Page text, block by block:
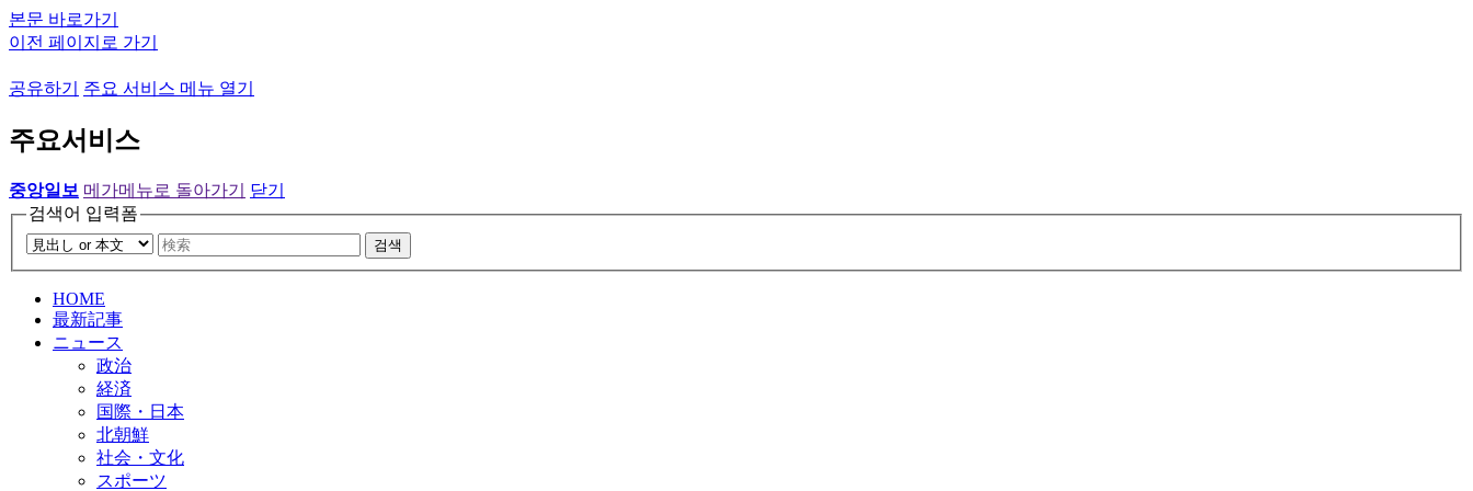
본문 바로가기
이전 페이지로 가기
공유하기 주요 서비스 메뉴 열기
주요서비스
중앙일보 메가메뉴로 돌아가기
닫기
검색어 입력폼
검색
HOME
最新記事
ニュース
政治
経済
国際・日本
北朝鮮
社会・文化
スポーツ